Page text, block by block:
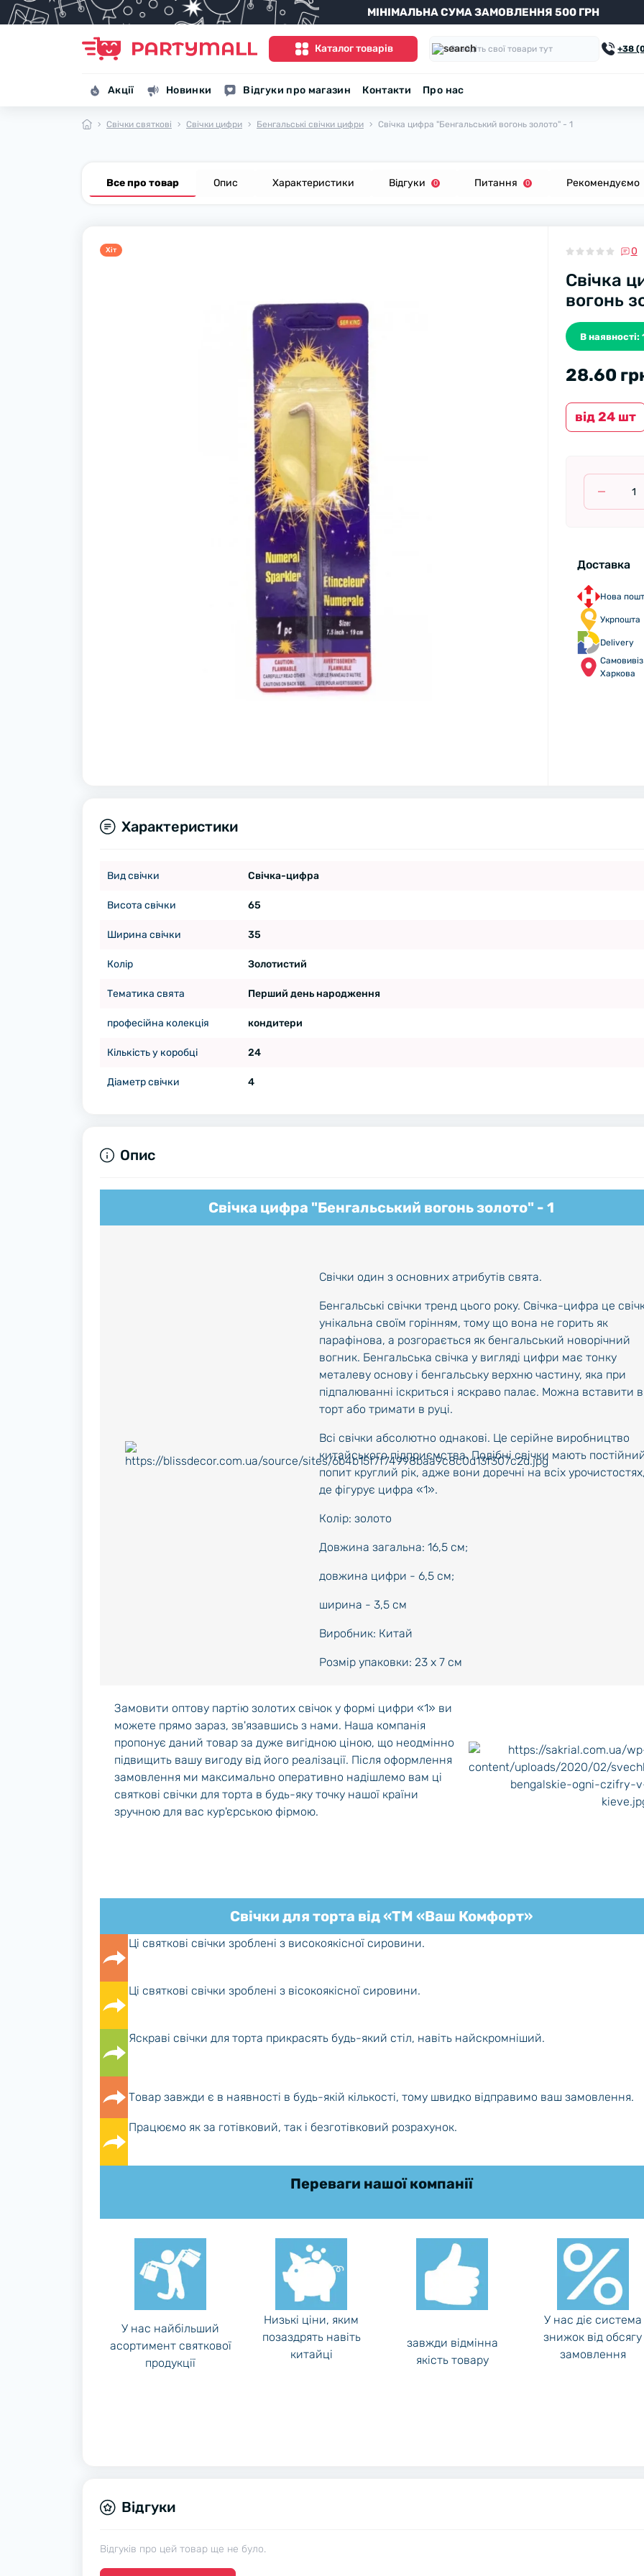
МІНІМАЛЬНА СУМА ЗАМОВЛЕННЯ 500 ГРН
Каталог товарів +38
Акції Новинки Відгуки про магазин Контакти Про нас
Свічки святкові Свічки цифри Бенгальські свічки цифри Свічка цифра "Бенгальський вогонь золото" - 1
Все про товар Опис Характеристики Відгуки 0 Питання 0 Рекомендуємо
Хiт 0
Свічка
вогонь
В наявності:
28.60
вiд 24 шт
Доставка
Нова
Укрпошта
Delivery
Самовивіз
Харкова
Характеристики
Вид свічки Свічка-цифра
Висота свічки 65
Ширина свічки 35
Колір Золотистий
Тематика свята Перший день народження
професійна колекція кондитери
Кількість у коробці 24
Діаметр свічки 4
Опис
Свічка цифра "Бенгальський вогонь золото" - 1
Свічки один з основних атрибутів свята.
Бенгальські свічки тренд цього року. Свічка-цифра це
унікальна своїм горінням, тому що вона не горить як
парафінова, а розгорається як бенгальський новорічний
вогник. Бенгальська свічка у вигляді цифри має тонку
металеву основу і бенгальську верхню частину, яка при
підпалюванні іскриться і яскраво палає. Можна вставити в
торт або тримати в руці.
Всі свічки абсолютно однакові. Це серійне виробництво
китайського підприємства. Подібні свічки мають
попит круглий рік, адже вони доречні на всіх урочистостях,
де фігурує цифра «1».
Колір: золото
Довжина загальна: 16,5 см;
довжина цифри - 6,5 см;
ширина - 3,5 см
Виробник: Китай
Розмір упаковки: 23 х 7 см
Замовити оптову партію золотих свічок у формі цифри «1» ви
можете прямо зараз, зв'язавшись з нами. Наша компанія
пропонує даний товар за дуже вигідною ціною, що неодмінно
підвищить вашу вигоду від його реалізації. Після оформлення
замовлення ми максимально оперативно надішлемо вам ці
святкові свічки для торта в будь-яку точку нашої країни
зручною для вас кур'єрською фірмою.
Свічки для торта від «ТМ «Ваш Комфорт»
Ці святкові свічки зроблені з високоякісної сировини.
Ці святкові свічки зроблені з вісокоякісної сировини.
Яскраві свічки для торта прикрасять будь-який стіл, навіть найскромніший.
Товар завжди є в наявності в будь-якій кількості, тому швидко відправимо ваш замовлення.
Працюємо як за готівковий, так і безготівковий розрахунок.
Переваги нашої компанії
У нас найбільший
асортимент святкової
продукції
Низькі ціни, яким
позаздрять навіть
китайці
завжди відмінна
якість товару
У нас діє система
знижок від обсягу
замовлення
Відгуки
Відгуків про цей товар ще не було.